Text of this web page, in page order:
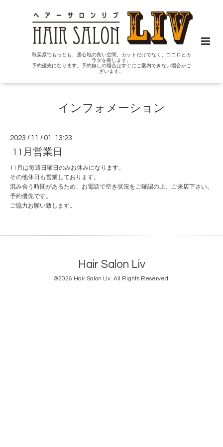
秋葉原でもっとも、居心地の良い空間。カットだけでなく、ココロとカ
ラダを癒します。
予約優先になります。予約無しの場合はすぐにご案内できない場合がご
ざいます。
インフォメーション
2023 / 11 /01 13:23
11月営業日
11月は毎週日曜日のみお休みになります。
その他休日も営業しております。
混み合う時間があるため、お電話で空き状況をご確認の上、ご来店下さい。
予約優先です。
ご協力お願い致します。
Hair Salon Liv
©2026 Hair Salon Liv. All Rights Reserved.